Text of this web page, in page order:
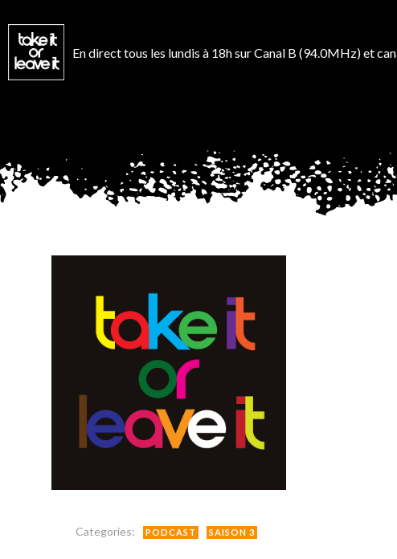
au
contenu
En direct tous les lundis à 18h sur Canal B (94.0MHz) et
Categories: PODCAST SAISON 3